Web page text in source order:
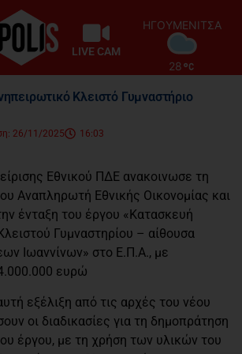
LIVE CAM
ΗΓΟΥΜΕΝΙΤΣΑ
28
Κλειστό Γυμναστήριο
26/11/2025 16:03
Εθνικού ΠΔΕ ανακοινωσε τη
Αναπληρωτή Εθνικής Οικονομίας και
ένταξη του έργου «Κατασκευή
Γυμναστηρίου – αίθουσα
Ιωαννίνων» στο Ε.Π.Α., με
ευρώ
εξέλιξη από τις αρχές του νέου
οι διαδικασίες για τη δημοπράτηση
έργου, με τη χρήση των υλικών του